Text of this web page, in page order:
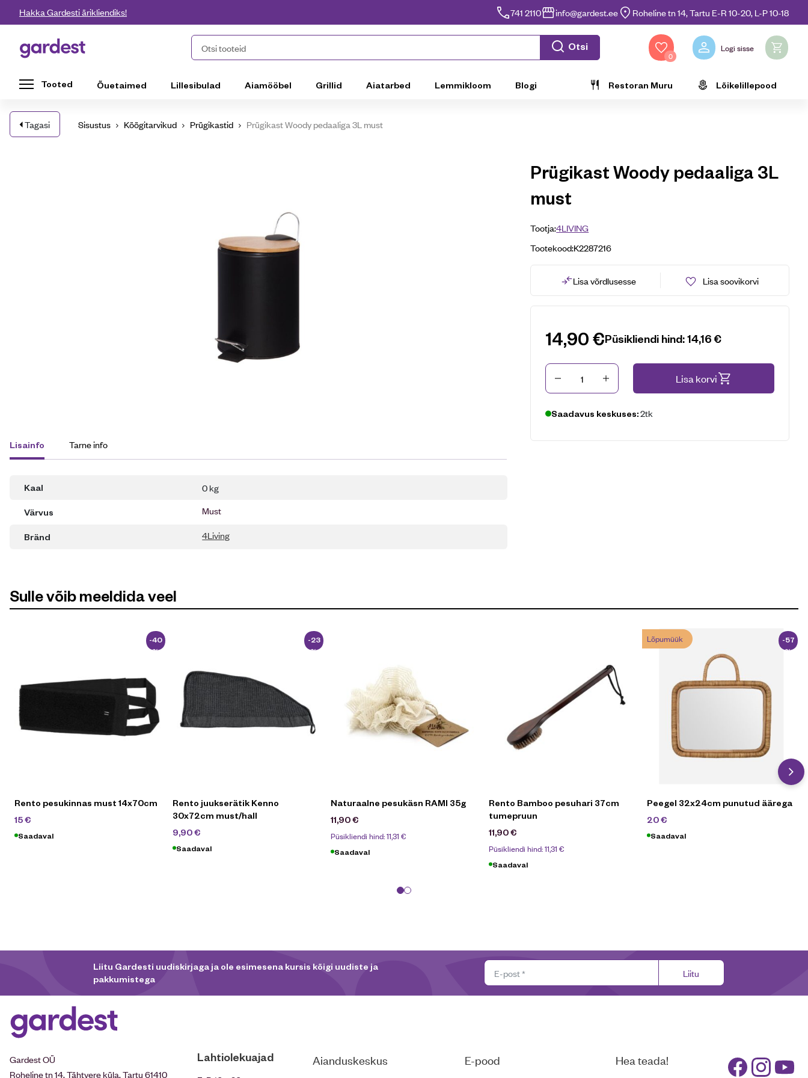
Liigu edasi põhisisu juurde
Hakka Gardesti ärikliendiks! 741 2110 info@gardest.ee Roheline tn 14, Tartu E-R 10-20, L-P 10-18
Gardest Otsi tooteid Otsi
0
Logi sisse
Tooted Õuetaimed Lillesibulad Aiamööbel Grillid Aiatarbed Lemmikloom Blogi Restoran Muru Lõikelillepood
Tagasi Sisustus Köögitarvikud Prügikastid Prügikast Woody pedaaliga 3L must
Lisainfo Tarne info
Kaal 0 kg
Värvus Must
Bränd 4Living
Prügikast Woody pedaaliga 3L
must
Tootja:4LIVING
Tootekood:K2287216
Lisa võrdlusesse Lisa soovikorvi
14,90€Püsikliendi hind:14,16€
Kogus Lisa korvi
Saadavus keskuses:2tk
Sulle võib meeldida veel
-40
%
Rento pesukinnas must 14x70cm
15€
Saadaval
-23
%
Rento juukserätik Kenno
30x72cm must/hall
9,90€
Saadaval
Naturaalne pesukäsn RAMI 35g
11,90€
Püsikliendi hind:11,31 €
Saadaval
Rento Bamboo pesuhari 37cm
tumepruun
11,90€
Püsikliendi hind:11,31 €
Saadaval
Lõpumüük
-57
%
Peegel 32x24cm punutud äärega
20€
Saadaval
Liitu Gardesti uudiskirjaga ja ole esimesena kursis kõigi uudiste ja
pakkumistega
Liitu
Gardest OÜ
Roheline tn 14, Tähtvere küla, Tartu 61410
Lahtiolekuajad Aianduskeskus E-pood Hea teada!